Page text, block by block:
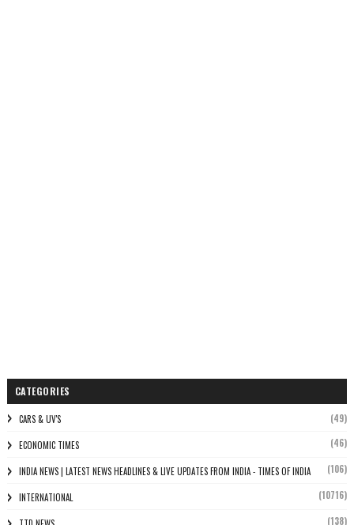
CATEGORIES
CARS & UV'S (49)
ECONOMIC TIMES (46)
INDIA NEWS | LATEST NEWS HEADLINES & LIVE UPDATES FROM INDIA - TIMES OF INDIA (106)
INTERNATIONAL (10716)
(138)